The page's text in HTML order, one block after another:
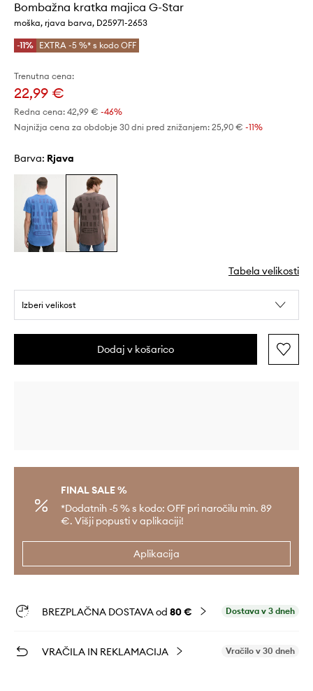
Bombažna kratka majica G-Star
moška, rjava barva, D25971-2653
-11% EXTRA -5 %* s kodo OFF
Trenutna cena:
22,99 €
Redna cena: 42,99 € -46%
Najnižja cena za obdobje 30 dni pred znižanjem: 25,90 € -11%
Barva: rjava
Tabela velikosti
Izberi velikost
Dodaj v košarico
FINAL SALE %
*Dodatnih -5 % s kodo: OFF pri naročilu min. 89
€. Višji popusti v aplikaciji!
Aplikacija
BREZPLAČNA DOSTAVA od 80 € Dostava v 3 dneh
VRAČILA IN REKLAMACIJA Vračilo v 30 dneh